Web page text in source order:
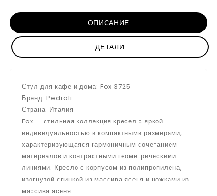
ОПИСАНИЕ
ДЕТАЛИ
Стул для кафе и дома: Fox 3725
Бренд: Pedrali
Страна: Италия
Fox — стильная коллекция кресел с яркой
индивидуальностью и компактными размерами,
характеризующаяся гармоничным сочетанием
материалов и контрастными геометрическими
линиями. Кресло с корпусом из полипропилена,
изогнутой спинкой из массива ясеня и ножками из
массива ясеня.